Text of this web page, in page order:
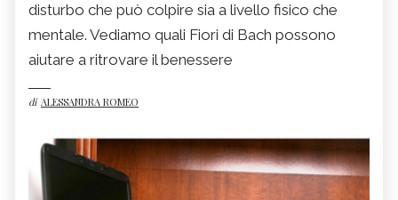
disturbo che può colpire sia a livello fisico che
mentale. Vediamo quali Fiori di Bach possono
aiutare a ritrovare il benessere
di ALESSANDRA ROMEO